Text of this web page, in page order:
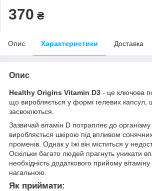
370 ₴
Опис Характеристики Доставка
Опис
Healthy Origins Vitamin D3 - це ключова
що виробляється у формі гелевих капсул,
засвоюються.
Зазвичай вітамін D потрапляє до організму
виробляється шкірою під впливом
променів. Однак у їжі він міститься у
Оскільки багато людей прагнуть уникати
необхідність додаткового прийому
нагальною.
Як приймати: